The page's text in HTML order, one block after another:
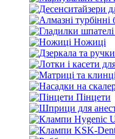
Ножиці
Пінцети